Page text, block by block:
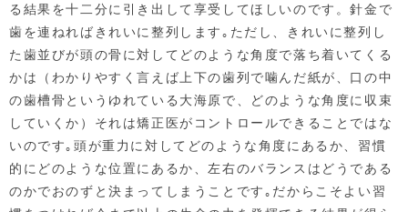
る結果を十二分に引き出して享受してほしいのです。針金で
歯を連ねればきれいに整列します｡ただし、きれいに整列し
た歯並びが頭の骨に対してどのような角度で落ち着いてくる
かは（わかりやすく言えば上下の歯列で噛んだ紙が、口の中
の歯槽骨というゆれている大海原で、どのような角度に収束
していくか）それは矯正医がコントロールできることではな
いのです｡頭が重力に対してどのような角度にあるか、習慣
的にどのような位置にあるか、左右のバランスはどうである
のかでおのずと決まってしまうことです｡だからこそよい習